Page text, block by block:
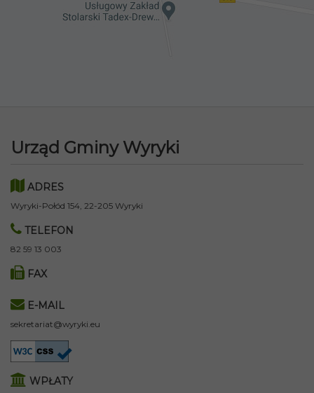
Urząd Gminy Wyryki
ADRES
Wyryki-Połód 154, 22-205 Wyryki
TELEFON
82 59 13 003
FAX
E-MAIL
sekretariat@wyryki.eu
WPŁATY